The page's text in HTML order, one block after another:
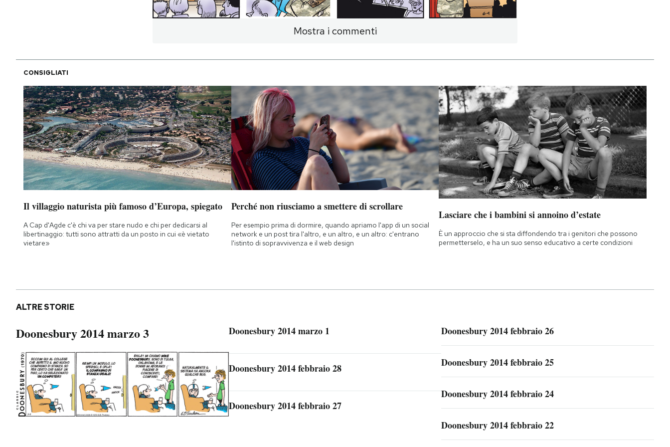
I MIEI PREFERITI
SHOP
CALENDARIO
AREA PERSONALE
Area Personale
Notifiche mobile
Regala il Post
Mostra i commenti
CONSIGLIATI
Il villaggio naturista più famoso d’Europa, spiegato
A Cap d'Agde c'è chi va per stare nudo e chi per dedicarsi al
libertinaggio: tutti sono attratti da un posto in cui «è vietato
vietare»
Perché non riusciamo a smettere di scrollare
Per esempio prima di dormire, quando apriamo l'app di un social
network e un post tira l'altro, e un altro, e un altro: c'entrano
l'istinto di sopravvivenza e il web design
Lasciare che i bambini si annoino d’estate
È un approccio che si sta diffondendo tra i genitori che possono
permetterselo, e ha un suo senso educativo a certe condizioni
ALTRE STORIE
Doonesbury 2014 marzo 3 Doonesbury 2014 marzo 1
Doonesbury 2014 febbraio 28
Doonesbury 2014 febbraio 27
Doonesbury 2014 febbraio 26
Doonesbury 2014 febbraio 25
Doonesbury 2014 febbraio 24
Doonesbury 2014 febbraio 22